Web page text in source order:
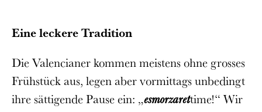
Eine leckere Tradition
Die Valencianer kommen meistens ohne grosses
Frühstück aus, legen aber vormittags unbedingt
ihre sättigende Pause ein: „esmorzarettime!“ Wir